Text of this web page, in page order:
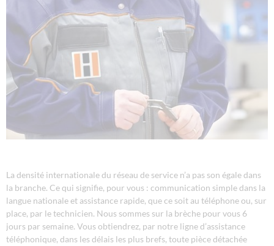
La densité internationale du réseau de service n’a pas son égale dans
la branche. Ce qui signifie, pour vous : communication simple dans la
langue nationale et assistance rapide, que ce soit au téléphone ou, sur
place, par le technicien. Nous sommes sur la brèche pour vous 6
jours par semaine. Vous obtiendrez, par notre ligne d’assistance
téléphonique, dans les délais les plus brefs, toute pièce détachée